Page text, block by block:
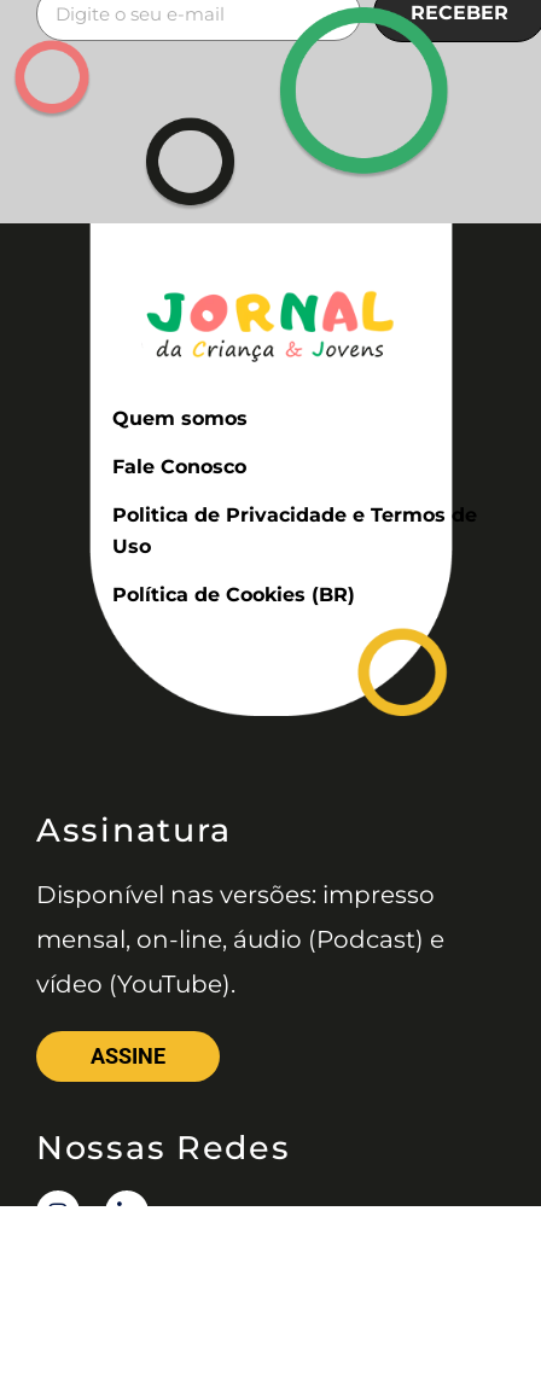
RECEBER
Quem somos
Fale Conosco
Politica de Privacidade e Termos de
Uso
Política de Cookies (BR)
Assinatura
Disponível nas versões: impresso
mensal, on-line, áudio (Podcast) e
vídeo (YouTube).
ASSINE
Nossas Redes